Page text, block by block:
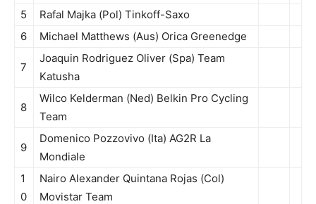
5
Rafal Majka (Pol) Tinkoff-Saxo
6
Michael Matthews (Aus) Orica Greenedge
7
Joaquin Rodriguez Oliver (Spa) Team
Katusha
8
Wilco Kelderman (Ned) Belkin Pro Cycling
Team
9
Domenico Pozzovivo (Ita) AG2R La
Mondiale
1
0
Nairo Alexander Quintana Rojas (Col)
Movistar Team